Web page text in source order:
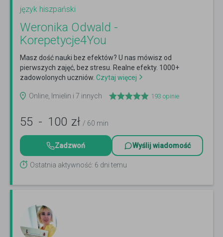
język hiszpański
Weronika Odwald -
Korepetycje4You
Masz dość nauki bez efektów? U nas mówisz od
pierwszych zajęć, bez stresu. Realne efekty. 1000+
zadowolonych uczniów. Czytaj więcej
Online, Imielin i 7 innych 193 opinie
55 - 100 zł / 60 min
Zadzwoń Wyślij wiadomość
Ostatnia aktywność: 6 dni temu